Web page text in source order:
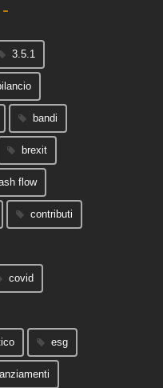
3.5.1
bandi
brexit
flow
contributi
covid
esg